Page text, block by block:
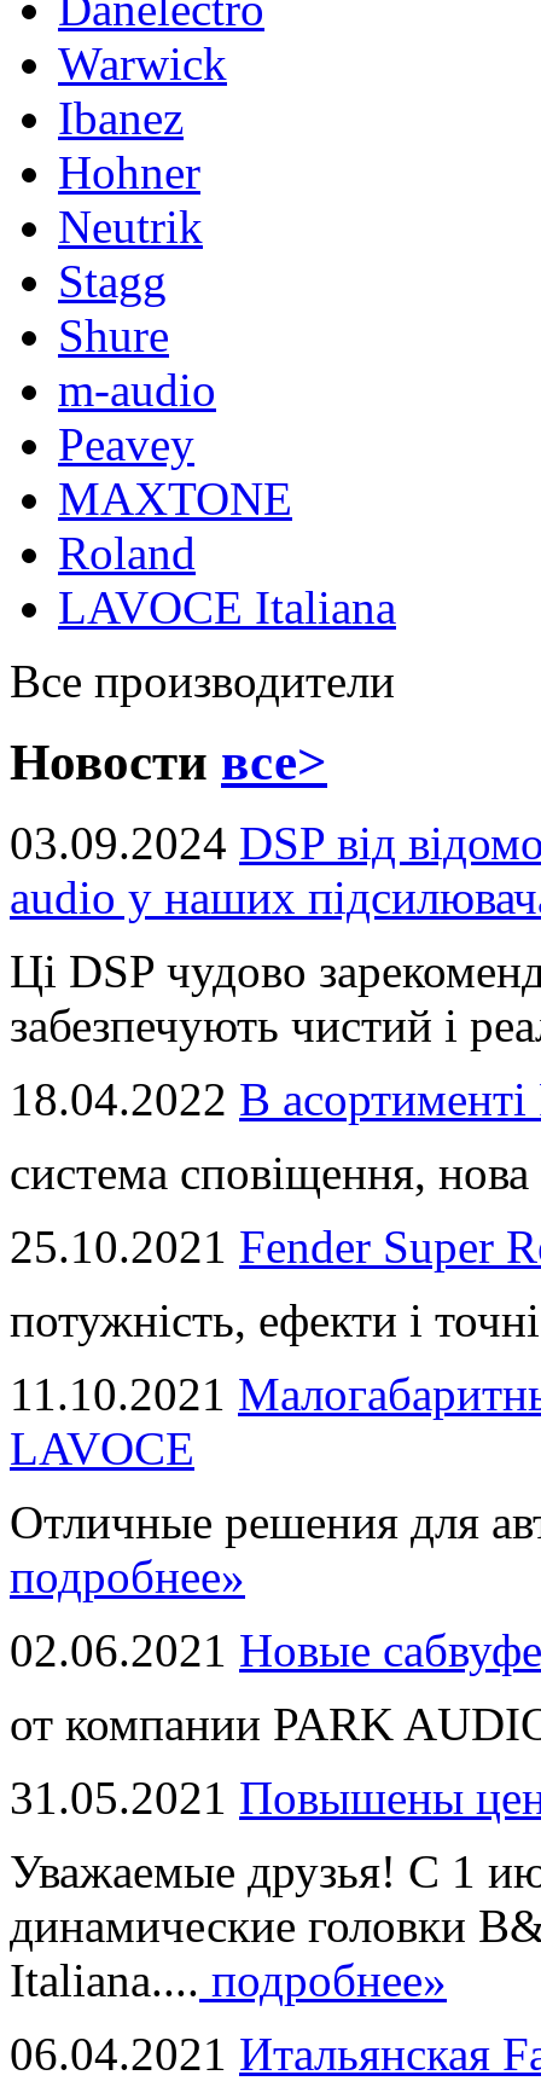
Warwick
Ibanez
Hohner
Neutrik
Stagg
Shure
m-audio
Peavey
MAXTONE
Roland
LAVOCE Italiana
Все производители
Новости все>
03.09.2024 DSP від
audio у наших
Ці DSP чудово
забезпечують чистий і
18.04.2022 В
система сповіщення,
25.10.2021 Fender Super
потужність, ефекти і
11.10.2021
LAVOCE
Отличные решения для
подробнее»
02.06.2021 Новые
от компании PARK
31.05.2021 Повышены
Уважаемые друзья! С 1
динамические головки
Italiana.... подробнее»
06.04.2021 Итальянская